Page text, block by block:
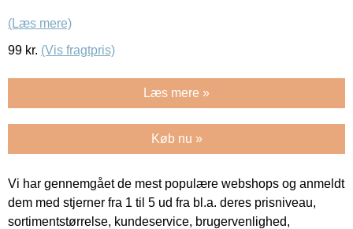
(Læs mere)
99 kr. (Vis fragtpris)
Læs mere »
Køb nu »
Vi har gennemgået de mest populære webshops og anmeldt
dem med stjerner fra 1 til 5 ud fra bl.a. deres prisniveau,
sortimentstørrelse, kundeservice, brugervenlighed,